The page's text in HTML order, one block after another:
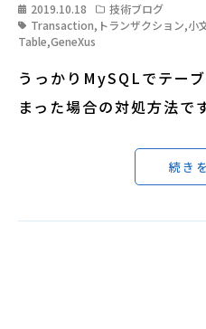
2019.10.18
技術ブログ
Transaction, トランザクション,小
Table,GeneXus
うっかりMySQLでテー
まった場合の対処方法です
続き